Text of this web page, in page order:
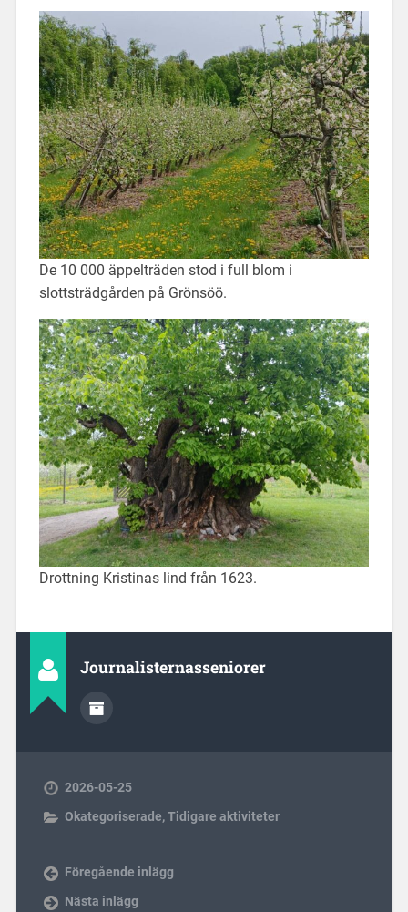
De 10 000 äppelträden stod i full blom i
slottsträdgården på Grönsöö.
Drottning Kristinas lind från 1623.
Journalisternasseniorer
2026-05-25
Okategoriserade,Tidigare aktiviteter
Föregående inlägg
Nästa inlägg